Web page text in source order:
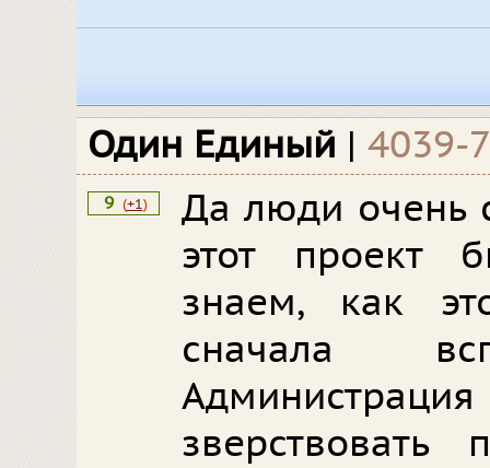
Один Единый | 4039-
9 (+1)
Да люди очень
этот проект
знаем, как
сначала
зверствовать